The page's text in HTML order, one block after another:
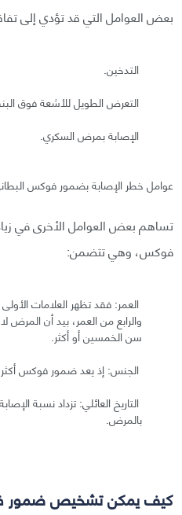
بعض العوامل التي قد تؤدي إلى
التدخين.
التعرض الطويل للأشعة فوق
الإصابة بمرض السكري.
عوامل خطر الإصابة بضمور فوكس
تساهم بعض العوامل الأخرى في
فوكس، وهي تتضمن:
العمر: فقد تظهر العلامات
والرابع من العمر، بيد أن المرض
سن الخمسين أو أكثر.
الجنس: إذ يعد ضمور فوكس أكثر
التاريخ العائلي: تزداد نسبة
بالمرض.
كيف يمكن تشخيص